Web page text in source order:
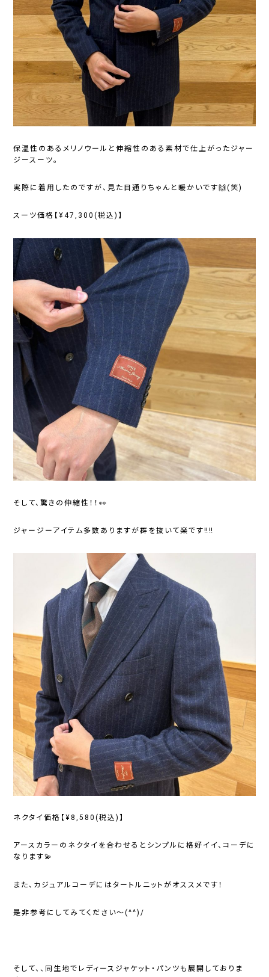
保温性のあるメリノウールと伸縮性のある素材で仕上がったジャー
ジースーツ。
実際に着用したのですが、見た目通りちゃんと暖かいです🙌(笑)
スーツ価格【¥47,300(税込)】
そして、驚きの伸縮性！！👀
ジャージーアイテム多数ありますが群を抜いて楽です‼️‼️
ネクタイ価格【¥8,580(税込)】
アースカラーのネクタイを合わせるとシンプルに格好イイ、コーデに
なります💫
また、カジュアルコーデにはタートルニットがオススメです！
是非参考にしてみてください～(^^)/
そして、、同生地でレディースジャケット・パンツも展開しておりま